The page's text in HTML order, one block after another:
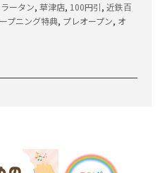
ータン,草津店, 100円引,近鉄百
プニング特典, プレオープン, オ